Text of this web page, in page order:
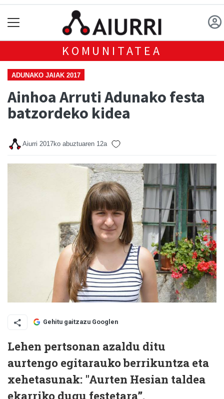
KOMUNITATEA
ADUNAKO JAIAK 2017
Ainhoa Arruti Adunako festa
batzordeko kidea
Aiurri 2017ko abuztuaren 12a
Gehitu gaitzazu Googlen
Lehen pertsonan azaldu ditu
aurtengo egitarauko berrikuntza eta
xehetasunak: "Aurten Hesian taldea
ekarriko dugu festetara”.